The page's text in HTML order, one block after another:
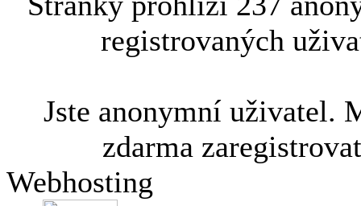
registrovaných
Jste anonymní uživatel.
zdarma
Webhosting